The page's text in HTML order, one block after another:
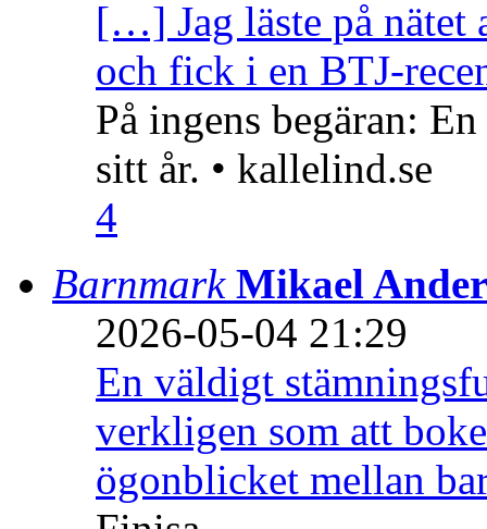
[…] Jag läste på nätet
och fick i en BTJ-
På ingens begäran:
sitt år. • kallelind.se
4
Barnmark Mikael
2026-05-04 21:29
En väldigt
verkligen som att
ögonblicket mellan